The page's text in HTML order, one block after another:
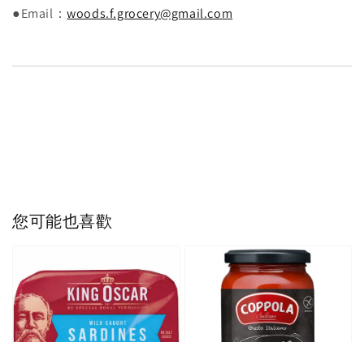
●Email：woods.f.grocery@gmail.com
您可能也喜歡